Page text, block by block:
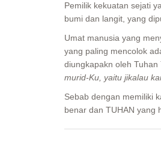
Pemilik kekuatan sejati
bumi dan langit, yang
Umat manusia yang
yang paling mencolok
diungkapakn oleh Tuhan
murid-Ku, yaitu jikalau
Sebab dengan memiliki
benar dan TUHAN yang